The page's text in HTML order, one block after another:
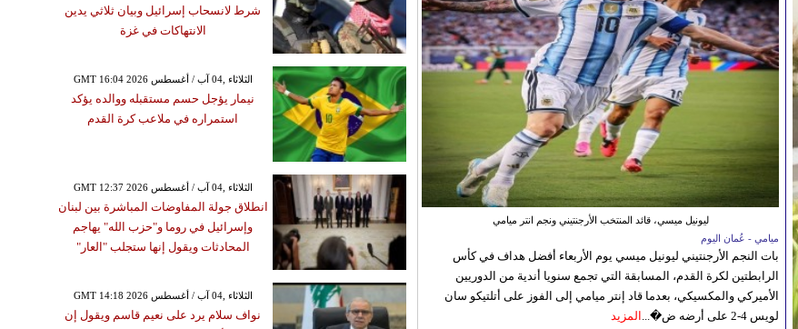
ليونيل ميسي، قائد المنتخب الأرجنتيني ونجم انتر ميامي
ميامي - عُمان اليوم
بات النجم الأرجنتيني ليونيل ميسي يوم الأربعاء أفضل هداف في كأس
الرابطتين لكرة القدم، المسابقة التي تجمع سنويا أندية من الدوريين
الأميركي والمكسيكي، بعدما قاد إنتر ميامي إلى الفوز على أتلتيكو سان
لويس 4-2 على أرضه ض�...
المزيد
شرط لانسحاب إسرائيل وبيان ثلاثي يدين
الانتهاكات في غزة
GMT 16:04 2026 الثلاثاء ,04 آب / أغسطس
نيمار يؤجل حسم مستقبله ووالده يؤكد
استمراره في ملاعب كرة القدم
GMT 12:37 2026 الثلاثاء ,04 آب / أغسطس
انطلاق جولة المفاوضات المباشرة بين لبنان
وإسرائيل في روما و"حزب الله" يهاجم
المحادثات ويقول إنها ستجلب "العار"
GMT 14:18 2026 الثلاثاء ,04 آب / أغسطس
نواف سلام يرد على نعيم قاسم ويقول إن